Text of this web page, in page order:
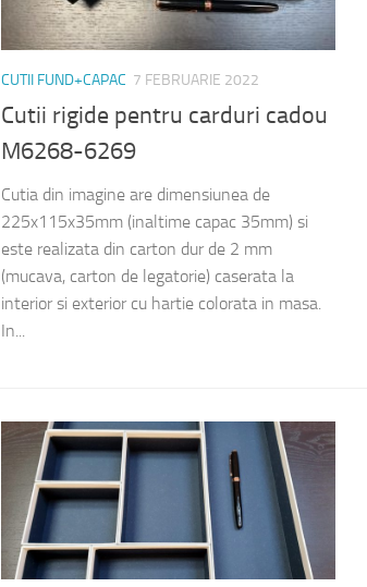
CUTII FUND+CAPAC 7 FEBRUARIE 2022
Cutii rigide pentru carduri cadou
M6268-6269
Cutia din imagine are dimensiunea de
225x115x35mm (inaltime capac 35mm) si
este realizata din carton dur de 2 mm
(mucava, carton de legatorie) caserata la
interior si exterior cu hartie colorata in masa.
In...